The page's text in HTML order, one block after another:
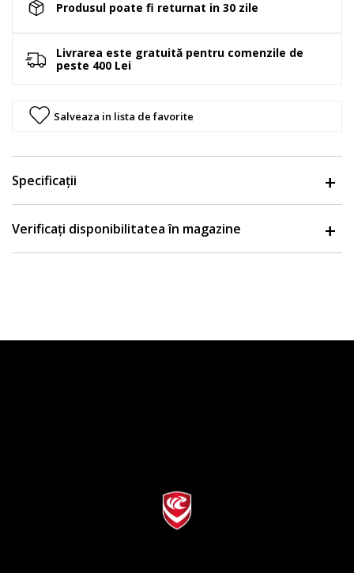
Produsul poate fi returnat in 30 zile
Livrarea este gratuită pentru comenzile de
peste 400 Lei
Salveaza in lista de favorite
Specificații
Verificați disponibilitatea în magazine